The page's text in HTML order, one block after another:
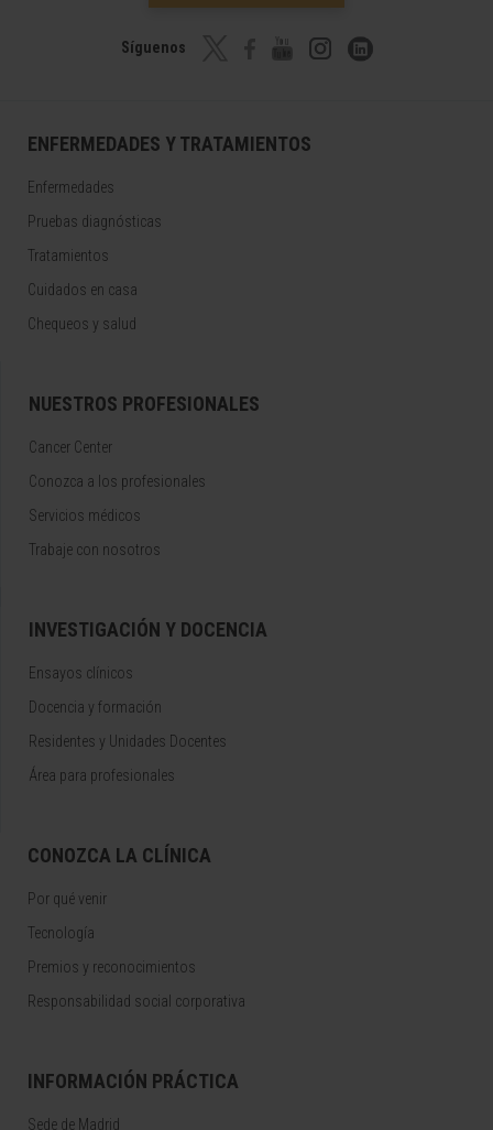
Síguenos
ENFERMEDADES Y TRATAMIENTOS
Enfermedades
Pruebas diagnósticas
Tratamientos
Cuidados en casa
Chequeos y salud
NUESTROS PROFESIONALES
Cancer Center
Conozca a los profesionales
Servicios médicos
Trabaje con nosotros
INVESTIGACIÓN Y DOCENCIA
Ensayos clínicos
Docencia y formación
Residentes y Unidades Docentes
Área para profesionales
CONOZCA LA CLÍNICA
Por qué venir
Tecnología
Premios y reconocimientos
Responsabilidad social corporativa
INFORMACIÓN PRÁCTICA
Sede de Madrid